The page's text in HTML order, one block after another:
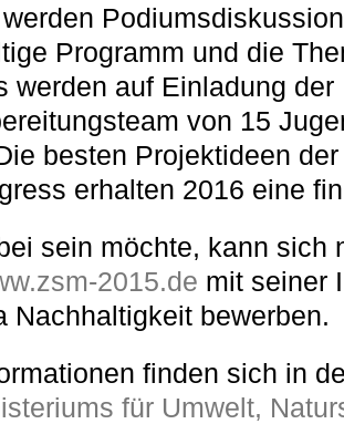
Programm und die
werden auf Einladung
von 15
besten Projektideen
erhalten 2016 eine
sein möchte, kann sich
2015.de mit seiner
Nachhaltigkeit bewerben.
finden sich in
für Umwelt,